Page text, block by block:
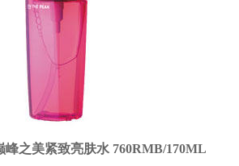
峰之美紧致亮肤水 760RMB/170ML